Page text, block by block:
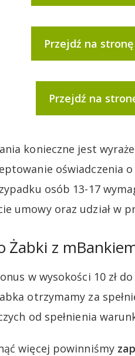
Przejdź na
Przejdź na
konieczne jest
oświadczenia
osób 13-17
umowy oraz udział w
Żabki z
w wysokości 10 zł
otrzymamy za
od spełnienia
więcej powinniśmy